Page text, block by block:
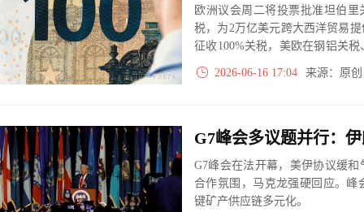
欧洲议会周二将投票批准坦伯
税，为2万亿美元跨大西洋贸易
征收100%关税，美欧在钢铝关
制措施，协议执行前景仍存不确
2026-06-16 17:04 来源：原
G7峰会在法开幕，美伊协议缓
合作氛围，马克龙强硬回应。峰
键矿产供应链多元化。